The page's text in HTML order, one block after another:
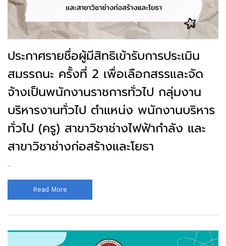
ประกาศรายชื่อผู้มีสิทธิเข้ารับการประเมิน
สมรรถนะ ครั้งที่ 2 เพื่อเลือกสรรและจัด
จ้างเป็นพนักงานราชการทั่วไป กลุ่มงาน
บริหารงานทั่วไป ตำแหน่ง พนักงานบริหาร
ทั่วไป (ครู) สาขาวิชาช่างไฟฟ้ากำลัง และ
สาขาวิชาช่างก่อสร้างและโยธา
...
Read More